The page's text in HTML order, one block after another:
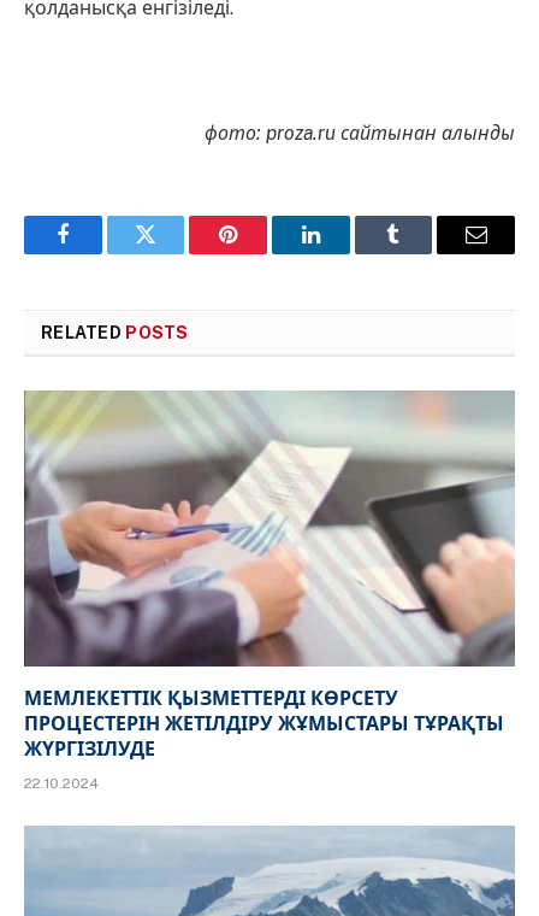
қолданысқа енгізіледі.
фото: proza.ru сайтынан алынды
FacebookTwitter Pinterest LinkedInTumblr Email
RELATED POSTS
МЕМЛЕКЕТТІК ҚЫЗМЕТТЕРДІ КӨРСЕТУ
ПРОЦЕСТЕРІН ЖЕТІЛДІРУ ЖҰМЫСТАРЫ ТҰРАҚТЫ
ЖҮРГІЗІЛУДЕ
22.10.2024